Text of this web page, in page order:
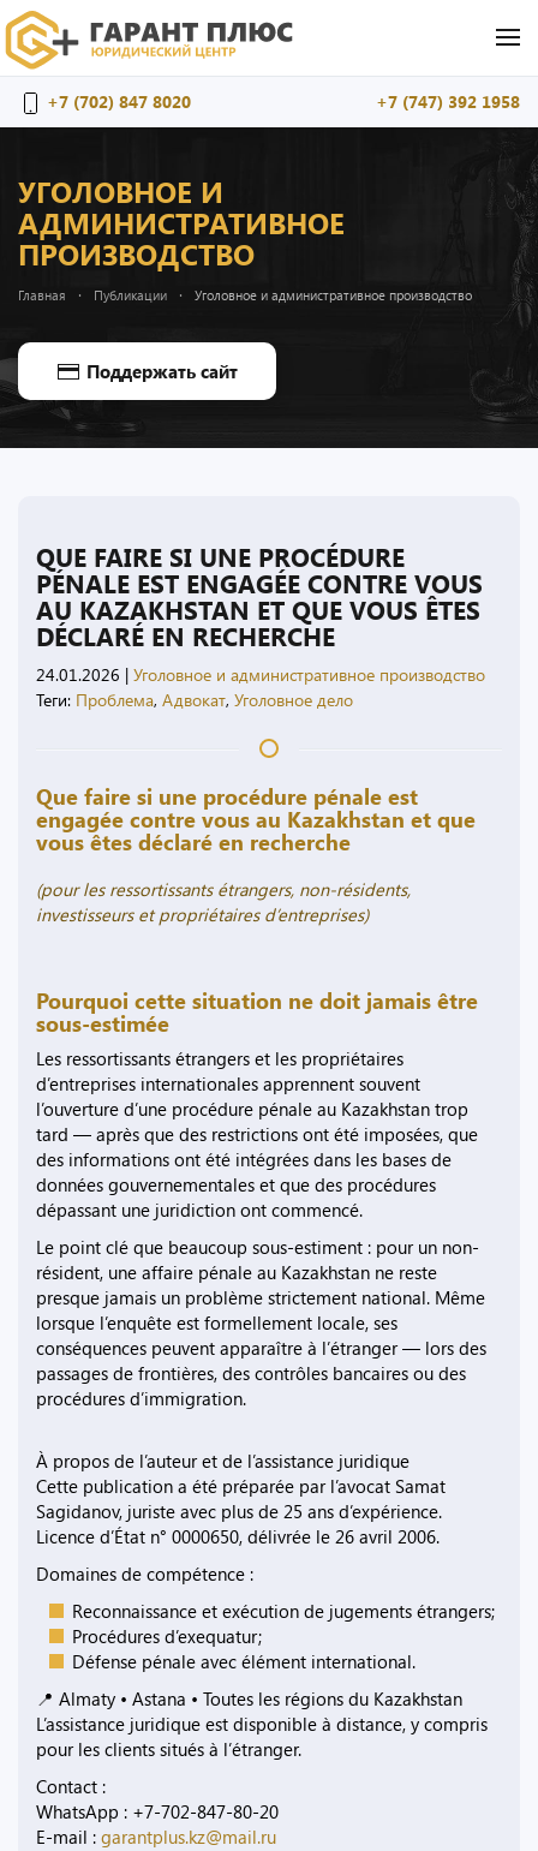
+7 (702) 847 8020 +7 (747) 392 1958
УГОЛОВНОЕ И
АДМИНИСТРАТИВНОЕ
ПРОИЗВОДСТВО
Главная Публикации Уголовное и административное производство
Поддержать сайт
QUE FAIRE SI UNE PROCÉDURE
PÉNALE EST ENGAGÉE CONTRE VOUS
AU KAZAKHSTAN ET QUE VOUS ÊTES
DÉCLARÉ EN RECHERCHE
24.01.2026 | Уголовное и административное производство
Теги: Проблема, Адвокат, Уголовное дело
Que faire si une procédure pénale est
engagée contre vous au Kazakhstan et que
vous êtes déclaré en recherche
(pour les ressortissants étrangers, non-résidents,
investisseurs et propriétaires d’entreprises)
Pourquoi cette situation ne doit jamais être
sous-estimée
Les ressortissants étrangers et les propriétaires
d’entreprises internationales apprennent souvent
l’ouverture d’une procédure pénale au Kazakhstan trop
tard — après que des restrictions ont été imposées, que
des informations ont été intégrées dans les bases de
données gouvernementales et que des procédures
dépassant une juridiction ont commencé.
Le point clé que beaucoup sous-estiment : pour un non-
résident, une affaire pénale au Kazakhstan ne reste
presque jamais un problème strictement national. Même
lorsque l’enquête est formellement locale, ses
conséquences peuvent apparaître à l’étranger — lors des
passages de frontières, des contrôles bancaires ou des
procédures d’immigration.
À propos de l’auteur et de l’assistance juridique
Cette publication a été préparée par l’avocat Samat
Sagidanov, juriste avec plus de 25 ans d’expérience.
Licence d’État n° 0000650, délivrée le 26 avril 2006.
Domaines de compétence :
Reconnaissance et exécution de jugements étrangers;
Procédures d’exequatur;
Défense pénale avec élément international.
📍 Almaty • Astana • Toutes les régions du Kazakhstan
L’assistance juridique est disponible à distance, y compris
pour les clients situés à l’étranger.
Contact :
WhatsApp : +7-702-847-80-20
E-mail : garantplus.kz@mail.ru